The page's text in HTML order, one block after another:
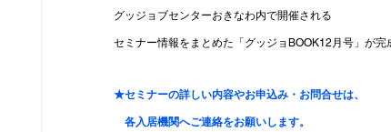
グッジョブセンターおきなわ内で開催される
セミナー情報をまとめた「グッジョBOOK12月号」が完
★セミナーの詳しい内容やお申込み・お問合せは、
各入居機関へご連絡をお願いします。